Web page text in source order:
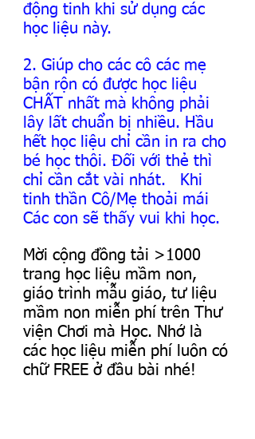
động tinh khi sử dụng các
học liệu này.
2. Giúp cho các cô các mẹ
bận rộn có được học liệu
CHẤT nhất mà không phải
lây lất chuẩn bị nhiều. Hầu
hết học liệu chỉ cần in ra cho
bé học thôi. Đối với thẻ thì
chỉ cần cắt vài nhát.   Khi
tinh thần Cô/Mẹ thoải mái
Các con sẽ thấy vui khi học.
Mời cộng đồng tải >1000
trang học liệu mầm non,
giáo trình mẫu giáo, tư liệu
mầm non miễn phí trên Thư
viện Chơi mà Học. Nhớ là
các học liệu miễn phí luôn có
chữ FREE ở đầu bài nhé!